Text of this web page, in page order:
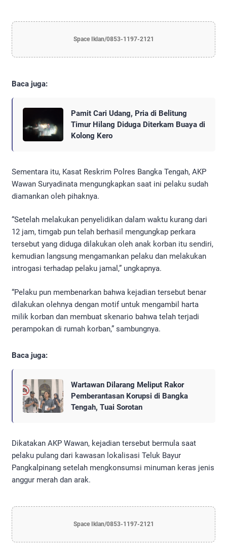
Space Iklan/0853-1197-2121
Baca juga:
Pamit Cari Udang, Pria di Belitung
Timur Hilang Diduga Diterkam Buaya di
Kolong Kero
Sementara itu, Kasat Reskrim Polres Bangka Tengah, AKP
Wawan Suryadinata mengungkapkan saat ini pelaku sudah
diamankan oleh pihaknya.
“Setelah melakukan penyelidikan dalam waktu kurang dari
12 jam, timgab pun telah berhasil mengungkap perkara
tersebut yang diduga dilakukan oleh anak korban itu sendiri,
kemudian langsung mengamankan pelaku dan melakukan
introgasi terhadap pelaku jamal,” ungkapnya.
“Pelaku pun membenarkan bahwa kejadian tersebut benar
dilakukan olehnya dengan motif untuk mengambil harta
milik korban dan membuat skenario bahwa telah terjadi
perampokan di rumah korban,” sambungnya.
Baca juga:
Wartawan Dilarang Meliput Rakor
Pemberantasan Korupsi di Bangka
Tengah, Tuai Sorotan
Dikatakan AKP Wawan, kejadian tersebut bermula saat
pelaku pulang dari kawasan lokalisasi Teluk Bayur
Pangkalpinang setelah mengkonsumsi minuman keras jenis
anggur merah dan arak.
Space Iklan/0853-1197-2121